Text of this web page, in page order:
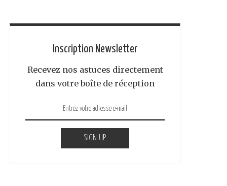
Inscription Newsletter
Recevez nos astuces directement
dans votre boîte de réception
SIGN UP